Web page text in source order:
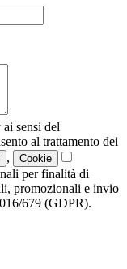
sensi del
al trattamento dei
, Cookie
per finalità di
promozionali e invio
679 (GDPR).